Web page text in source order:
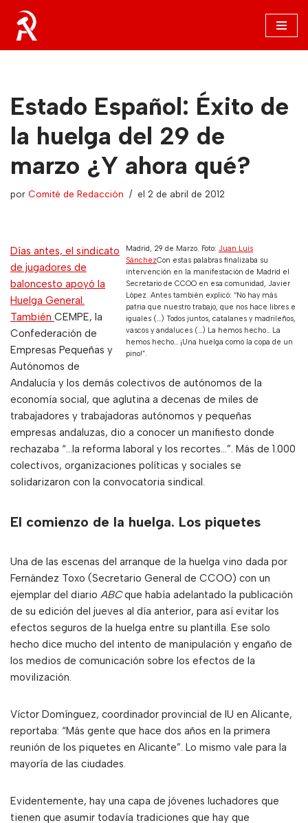
Saltar
al
Estado Español: Éxito de
la huelga del 29 de
marzo ¿Y ahora qué?
por Comité de Redacción el 2 de abril de 2012
Madrid, 29 de Marzo. Foto: Juan Luis
SánchezCon estas palabras finalizaba su
intervención en la manifestación de Madrid el
Secretario de CCOO en esa comunidad, Javier
López. Antes también explicó: “No hay más
patria que nuestro trabajo, que nos hace libres e
iguales (…) Todos juntos, catalanes y madrileños,
vascos y andaluces (…) La hemos hecho… La
hemos hecho… ¡Una huelga como la copa de un
pino!”.
Días antes, el sindicato
de jugadores de
baloncesto apoyó la
Huelga General.
También CEMPE, la
Confederación de
Empresas Pequeñas y
Autónomos de
Andalucía y los demás colectivos de autónomos de la
economía social, que aglutina a decenas de miles de
trabajadores y trabajadoras autónomos y pequeñas
empresas andaluzas, dio a conocer un manifiesto donde
rechazaba “…la reforma laboral y los recortes…”. Más de 1.000
colectivos, organizaciones políticas y sociales se
solidarizaron con la convocatoria sindical.
El comienzo de la huelga. Los piquetes
Una de las escenas del arranque de la huelga vino dada por
Fernández Toxo (Secretario General de CCOO) con un
ejemplar del diario ABCque había adelantado la publicación
de su edición del jueves al día anterior, para así evitar los
efectos seguros de la huelga entre su plantilla. Ese solo
hecho dice mucho del intento de manipulación y engaño de
los medios de comunicación sobre los efectos de la
movilización.
Víctor Domínguez, coordinador provincial de IU en Alicante,
reportaba: “Más gente que hace dos años en la primera
reunión de los piquetes en Alicante”. Lo mismo vale para la
mayoría de las ciudades.
Evidentemente, hay una capa de jóvenes luchadores que
tienen que asumir todavía tradiciones que hay que